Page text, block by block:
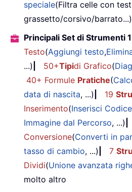
speciale(Filtra celle con
grassetto/corsivo/
Principali Set di Strumenti
Testo(Aggiungi testo,
...)
50+Tipidi Grafico(
40+ Formule Pratiche(
data di nascita, ...) 19
Inserimento(Inserisci
Immagine dal Percorso, ...)
Conversione(Converti in
tasso di cambio, ...) 7
Dividi(Unione avanzata
molto altro